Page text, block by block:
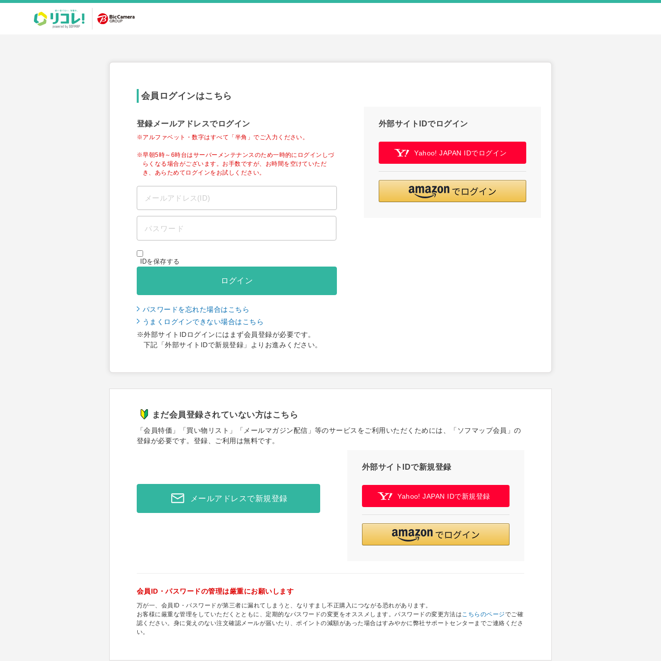
会員ログインはこちら
登録メールアドレスでログイン
※アルファベット・数字はすべて「半角」でご入力ください。
※早朝5時～6時台はサーバーメンテナンスのため一時的にログインしづ
らくなる場合がございます。お手数ですが、お時間を空けていただ
き、あらためてログインをお試しください。
IDを保存する
ログイン
パスワードを忘れた場合はこちら
うまくログインできない場合はこちら
※外部サイトIDログインにはまず会員登録が必要です。
下記「外部サイトIDで新規登録」よりお進みください。
外部サイトIDでログイン
Yahoo! JAPAN IDでログイン
まだ会員登録されていない方はこちら
「会員特価」「買い物リスト」「メールマガジン配信」等のサービスをご利用いただくためには、「ソフマップ会員」の
登録が必要です。登録、ご利用は無料です。
メールアドレスで新規登録
外部サイトIDで新規登録
Yahoo! JAPAN IDで新規登録
会員ID・パスワードの管理は厳重にお願いします
万が一、会員ID・パスワードが第三者に漏れてしまうと、なりすまし不正購入につながる恐れがあります。
お客様に厳重な管理をしていただくとともに、定期的なパスワードの変更をオススメします。パスワードの変更方法はこちらのページでご確
認ください。身に覚えのない注文確認メールが届いたり、ポイントの減額があった場合はすみやかに弊社サポートセンターまでご連絡くださ
い。